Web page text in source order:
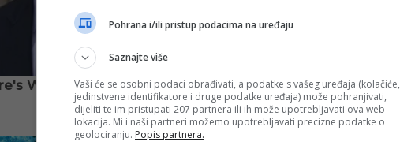
Pohrana i/ili pristup podacima na uređaju
Saznajte više
Vaši će se osobni podaci obrađivati, a podatke s vašeg uređaja (kolačiće,
jedinstvene identifikatore i druge podatke uređaja) može pohranjivati,
dijeliti te im pristupati 207 partnera ili ih može upotrebljavati ova web-
lokacija. Mi i naši partneri možemo upotrebljavati precizne podatke o
geolociranju. Popis partnera.